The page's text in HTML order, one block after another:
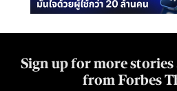
Sign up for more
from Forbes